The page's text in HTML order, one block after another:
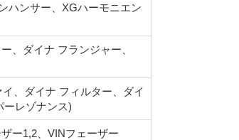
ハンサー、XGハーモニエン
、ダイナ フランジャー、
、ダイナ フィルター、ダイ
ーレゾナンス)
ー1,2、VINフェーザー